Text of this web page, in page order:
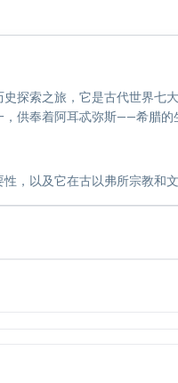
探索之旅，它是古代世界七
供奉着阿耳忒弥斯——希腊的
，以及它在古以弗所宗教和文